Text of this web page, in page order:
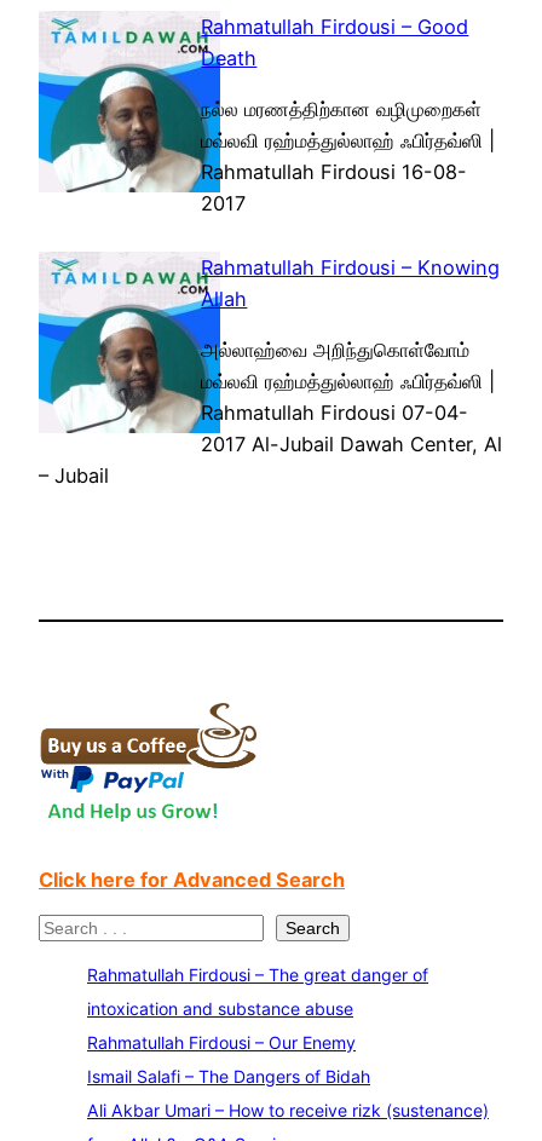
Rahmatullah Firdousi – Good
Death
நல்ல மரணத்திற்கான வழிமுறைகள்
மவ்லவி ரஹ்மத்துல்லாஹ் ஃபிர்தவ்ஸி |
Rahmatullah Firdousi 16-08-
2017
Rahmatullah Firdousi – Knowing
Allah
அல்லாஹ்வை அறிந்துகொள்வோம்
மவ்லவி ரஹ்மத்துல்லாஹ் ஃபிர்தவ்ஸி |
Rahmatullah Firdousi 07-04-
2017 Al-Jubail Dawah Center, Al
– Jubail
Click here for Advanced Search
S
Search
Rahmatullah Firdousi – The great danger of
intoxication and substance abuse
Rahmatullah Firdousi – Our Enemy
Ismail Salafi – The Dangers of Bidah
Ali Akbar Umari – How to receive rizk (sustenance)